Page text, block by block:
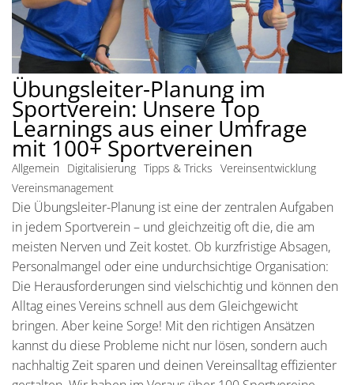
Übungsleiter-Planung im
Sportverein: Unsere Top
Learnings aus einer Umfrage
mit 100+ Sportvereinen
Allgemein Digitalisierung Tipps & Tricks Vereinsentwicklung
Vereinsmanagement
Die Übungsleiter-Planung ist eine der zentralen Aufgaben
in jedem Sportverein – und gleichzeitig oft die, die am
meisten Nerven und Zeit kostet. Ob kurzfristige Absagen,
Personalmangel oder eine undurchsichtige Organisation:
Die Herausforderungen sind vielschichtig und können den
Alltag eines Vereins schnell aus dem Gleichgewicht
bringen. Aber keine Sorge! Mit den richtigen Ansätzen
kannst du diese Probleme nicht nur lösen, sondern auch
nachhaltig Zeit sparen und deinen Vereinsalltag effizienter